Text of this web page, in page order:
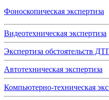
Фоноскопическая экспертиза
Видеотехническая экспертиза
Экспертиза обстоятельств
Автотехническая экспертиза
Компьютерно-техническая